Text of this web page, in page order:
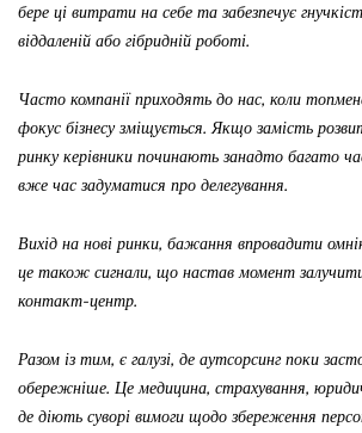
бере ці витрати на себе та забезпечує
віддаленій або гібридній роботі.
Часто компанії приходять до нас, коли
фокус бізнесу зміщується. Якщо замість
ринку керівники починають занадто багато
вже час задуматися про делегування.
Вихід на нові ринки, бажання впровадити
це також сигнали, що настав момент
контакт-центр.
Разом із тим, є галузі, де аутсорсинг поки
обережніше. Це медицина, страхування,
де діють суворі вимоги щодо збереження